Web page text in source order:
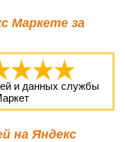
Маркете за
и данных службы
на Яндекс